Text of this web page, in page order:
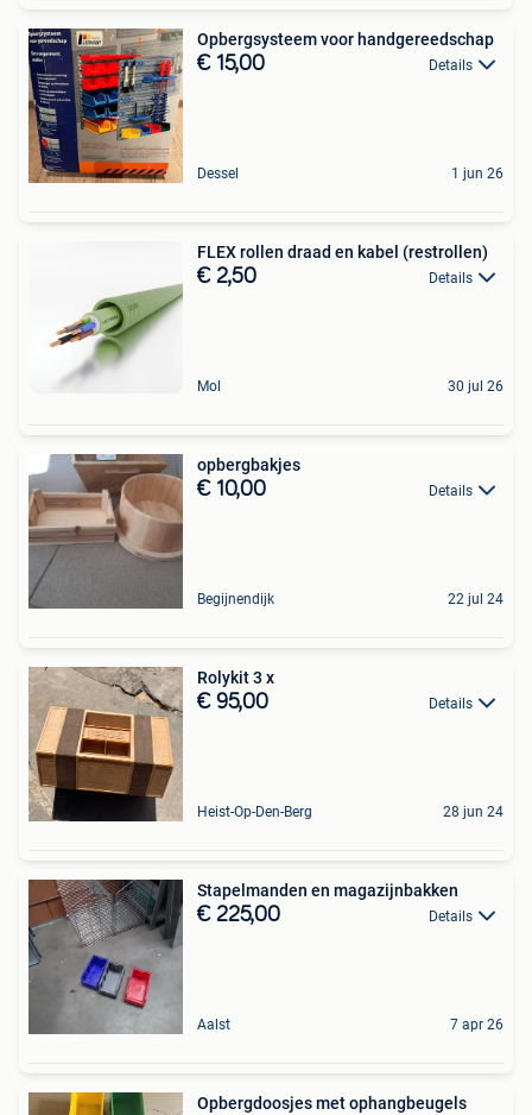
Opbergsysteem voor handgereedschap
€ 15,00 Details
Dessel 1 jun 26
FLEX rollen draad en kabel (restrollen)
€ 2,50 Details
Mol 30 jul 26
opbergbakjes
€ 10,00 Details
Begijnendijk 22 jul 24
Rolykit 3 x
€ 95,00 Details
Heist-Op-Den-Berg 28 jun 24
Stapelmanden en magazijnbakken
€ 225,00 Details
Aalst 7 apr 26
Opbergdoosjes met ophangbeugels